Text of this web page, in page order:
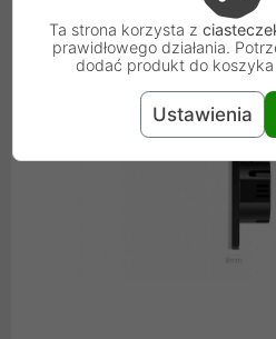
Ta strona korzysta z
prawidłowego działania.
dodać produkt do
Ustawienia